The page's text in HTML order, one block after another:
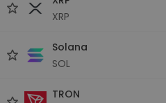
XRP
Solana
SOL
TRON